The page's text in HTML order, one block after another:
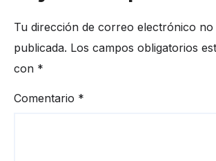
Tu dirección de correo electrónico no
publicada. Los campos obligatorios
con *
Comentario *